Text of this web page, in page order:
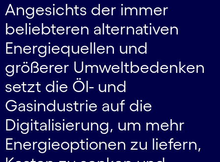
Angesichts der immer
beliebteren alternativen
Energiequellen und
größerer Umweltbedenken
setzt die Öl- und
Gasindustrie auf die
Digitalisierung, um mehr
Energieoptionen zu liefern,